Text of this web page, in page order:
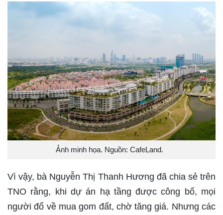
Ảnh minh họa. Nguồn: CafeLand.
Vì vậy, bà Nguyễn Thị Thanh Hương đã chia sẻ trên
TNO rằng, khi dự án hạ tầng được công bố, mọi
người đổ về mua gom đất, chờ tăng giá. Nhưng các